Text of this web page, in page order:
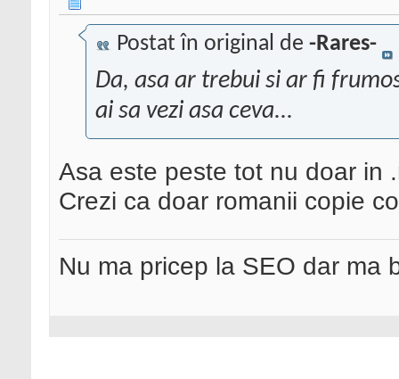
Postat în original de -Rares-
Da, asa ar trebui si ar fi
ai sa vezi asa ceva...
Asa este peste tot nu doar in
Crezi ca doar romanii copie
Nu ma pricep la SEO dar ma